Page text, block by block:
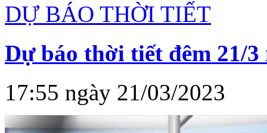
DỰ BÁO THỜI TIẾT
Dự báo thời tiết đêm 21/3
17:55 ngày 21/03/2023